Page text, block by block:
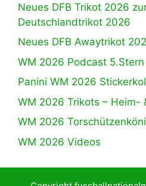
Neues DFB Trikot 2026
Deutschlandtrikot 2026
Neues DFB Awaytrikot
WM 2026 Podcast 5.Stern
Panini WM 2026
WM 2026 Trikots – Heim-
WM 2026
WM 2026 Videos